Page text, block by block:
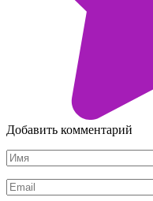
Добавить комментарий
Имя
*
Email